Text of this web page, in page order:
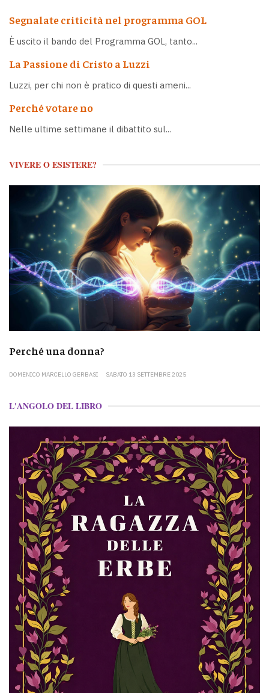
Segnalate criticità nel programma GOL
È uscito il bando del Programma GOL, tanto...
La Passione di Cristo a Luzzi
Luzzi, per chi non è pratico di questi ameni...
Perché votare no
Nelle ultime settimane il dibattito sul...
VIVERE O ESISTERE?
Perché una donna?
DOMENICO MARCELLO GERBASI SABATO 13 SETTEMBRE 2025
L'ANGOLO DEL LIBRO